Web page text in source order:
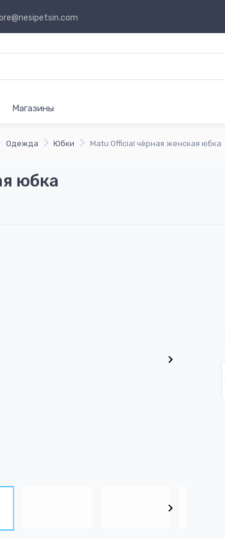
Магазины
Одежда Юбки Matu Official чёрная женская юбка
юбка